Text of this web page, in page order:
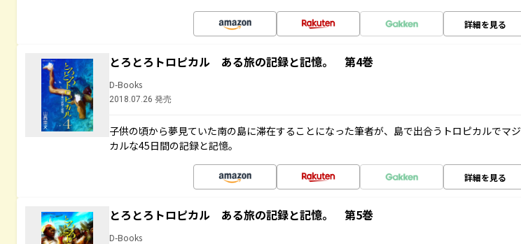
詳細を見る
とろとろトロピカル ある旅の記録と記憶。 第4巻
D-Books
2018.07.26 発売
子供の頃から夢見ていた南の島に滞在することになった筆者が、島で出合うトロピカルでマジ
カルな45日間の記録と記憶。
詳細を見る
とろとろトロピカル ある旅の記録と記憶。 第5巻
D-Books